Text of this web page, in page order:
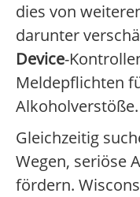
dies von
darunter
Device-
Meldepflichten
Alkoholverstöße.
Gleichzeitig
Wegen, seriöse
fördern.